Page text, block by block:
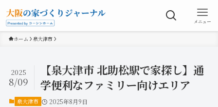
メニュー
ホーム 泉大津市
【泉大津市 北助松駅で家探し】通
学便利なファミリー向けエリア
2025
8/09
泉大津市 2025年8月9日